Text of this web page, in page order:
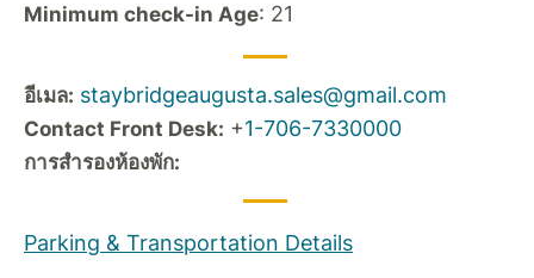
Minimum check-in Age: 21
อีเมล: staybridgeaugusta.sales@gmail.com
Contact Front Desk: +1-706-7330000
การสำรองห้องพัก:
Parking & Transportation Details